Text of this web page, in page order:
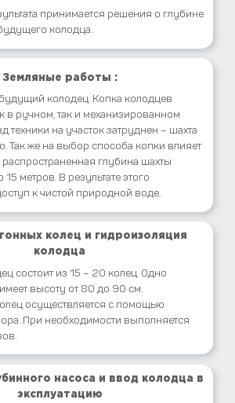
принимается решения о глубине
колодца.
Земляные работы :
колодец. Копка колодцев
в ручном, так и механизированном
техники на участок затруднен – шахта
Так же на выбор способа копки влияет
распространенная глубина шахты
15 метров. В результате этого
к чистой природной воде.
колец и гидроизоляция
колодца
состоит из 15 – 20 колец. Одно
высоту от 80 до 90 см.
осуществляется с помощью
При необходимости выполняется
насоса и ввод колодца в
эксплуатацию